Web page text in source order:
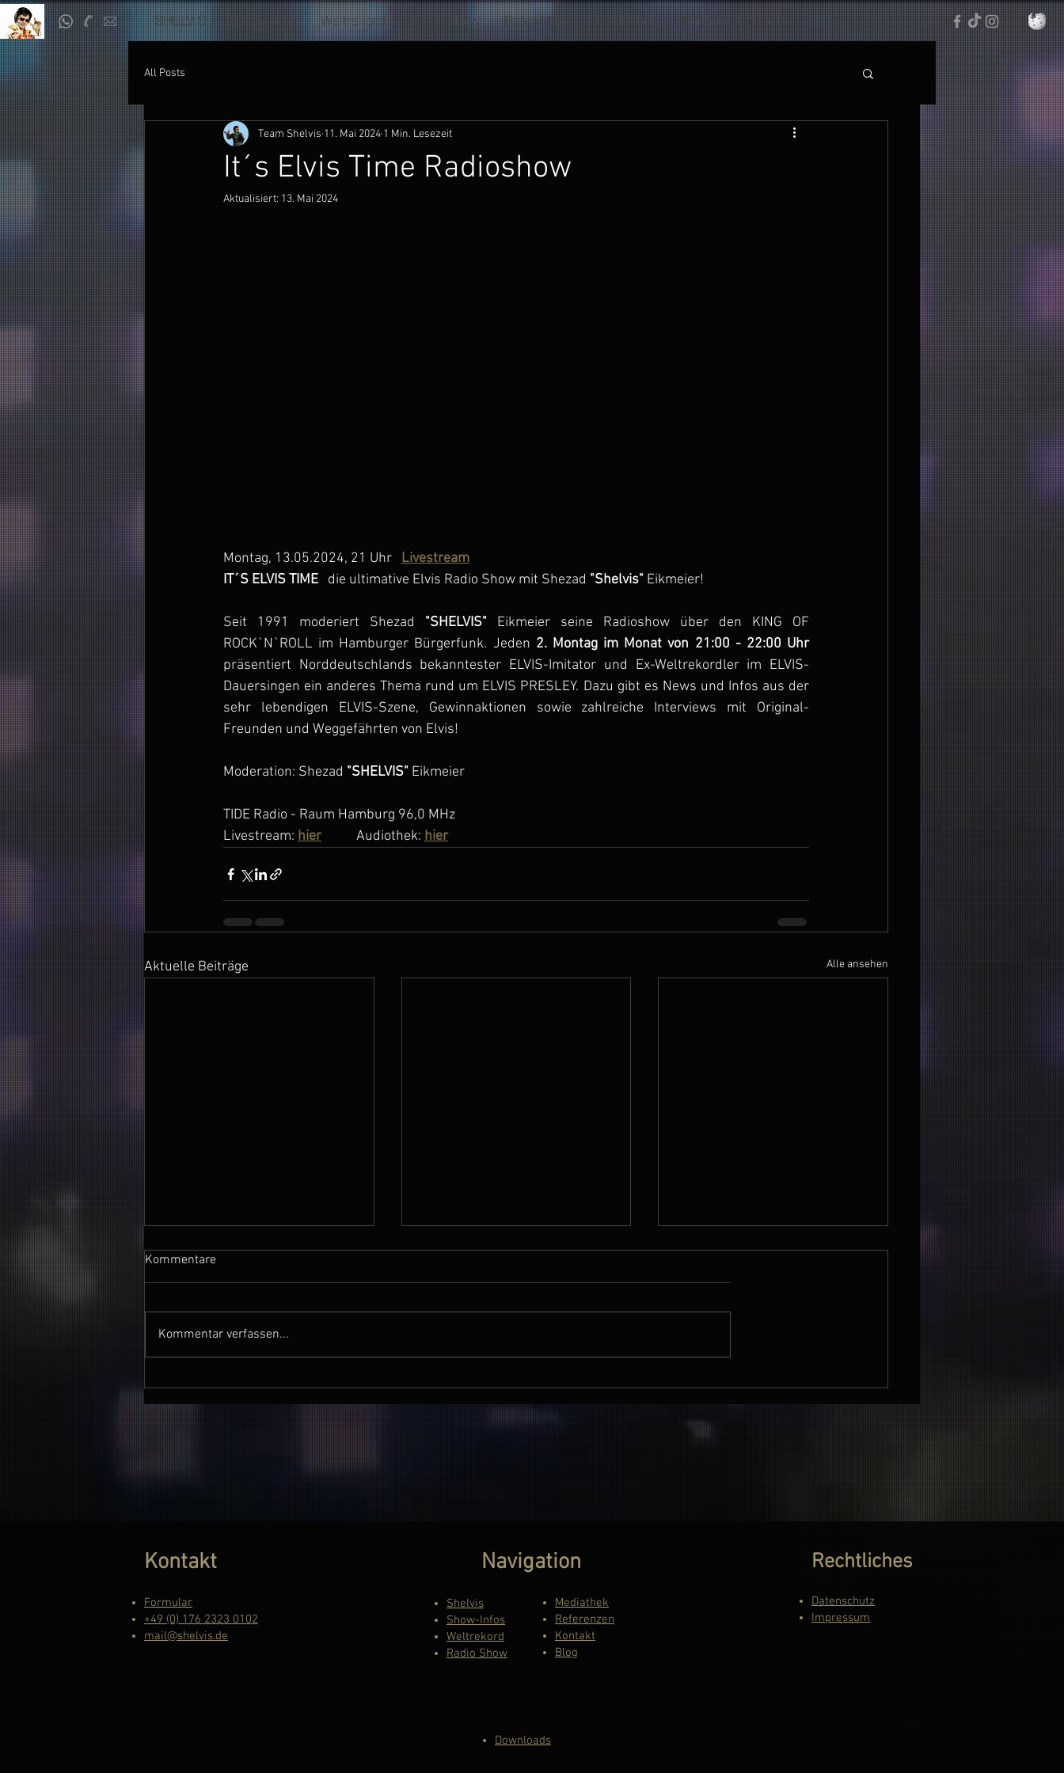
SHELVIS Show-Infos Weltrekord Radio Show Referenzen Mediathek Buchungen/Kontakt
All Posts
It´s Elvis Time Radioshow
Team Shelvis 11. Mai 2024 1 Min. Lesezeit
Aktualisiert: 13. Mai 2024
Montag, 13.05.2024, 21 Uhr Livestream
IT´S ELVIS TIME die ultimative Elvis Radio Show mit Shezad "Shelvis" Eikmeier!
Seit 1991 moderiert Shezad "SHELVIS" Eikmeier seine Radioshow über den KING OF
ROCK`N`ROLL im Hamburger Bürgerfunk. Jeden 2. Montag im Monat von 21:00 - 22:00 Uhr
präsentiert Norddeutschlands bekanntester ELVIS-Imitator und Ex-Weltrekordler im ELVIS-
Dauersingen ein anderes Thema rund um ELVIS PRESLEY. Dazu gibt es News und Infos aus der
sehr lebendigen ELVIS-Szene, Gewinnaktionen sowie zahlreiche Interviews mit Original-
Freunden und Weggefährten von Elvis!
Moderation: Shezad "SHELVIS" Eikmeier
TIDE Radio - Raum Hamburg 96,0 MHz
Livestream: hier Audiothek: hier
Aktuelle Beiträge Alle ansehen
Kommentare
Kommentar verfassen...
Downloads
Kontakt
Formular
+49 (0) 176 2323 0102
mail@shelvis.de
Shelvis
Show-Infos
Weltrekord
Radio Show
Rechtliches
Datenschutz
Impressum
Mediathek
Referenzen
Kontakt
Blog
Navigation